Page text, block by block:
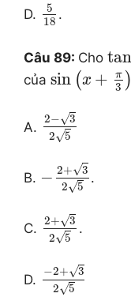
D.
5
18 .
Câu 89: Cho tan
của sin (x + π
3 )
A.
2− 3
√
2
5
√
B. − 2+ 3
√
2
5
√
.
C.
2+ 3
√
2
5
√
.
D.
−2+ 3
√
2
5
√